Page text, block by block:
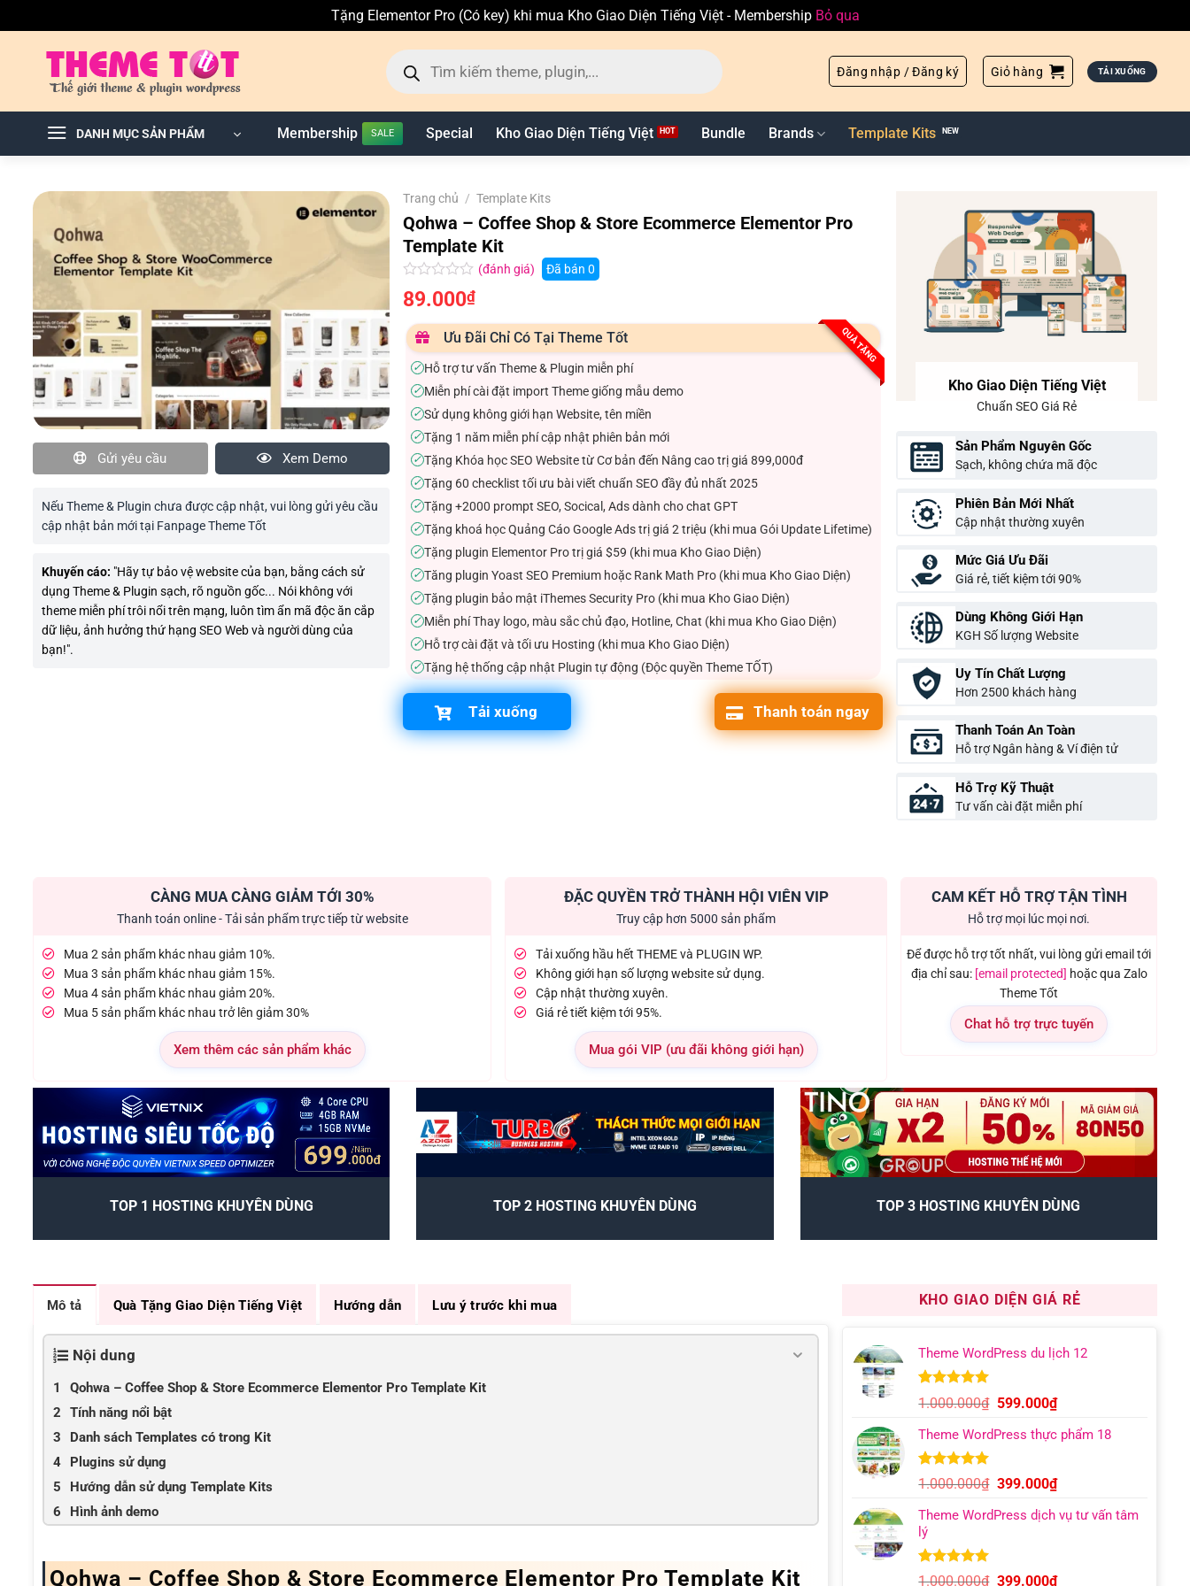
Tặng Elementor Pro (Có key) khi mua Kho Giao Diện Tiếng Việt - Membership Bỏ qua
Tìm
kiếm
sản
phẩm
Đăng nhập / Đăng ký Giỏ hàng TẢI XUỐNG
DANH MỤC SẢN PHẨM Membership Special Kho Giao Diện Tiếng Việt Bundle Brands Template Kits
Gửi yêu cầu Xem Demo
Nếu Theme & Plugin chưa được cập nhật, vui lòng gửi yêu cầu
cập nhật bản mới tại Fanpage Theme Tốt
Khuyến cáo: "Hãy tự bảo vệ website của bạn, bằng cách sử
dụng Theme & Plugin sạch, rõ nguồn gốc... Nói không với
theme miễn phí trôi nổi trên mạng, luôn tìm ẩn mã độc ăn cắp
dữ liệu, ảnh hưởng thứ hạng SEO Web và người dùng của
bạn!".
Trang chủ / Template Kits
Qohwa – Coffee Shop & Store Ecommerce Elementor Pro
Template Kit
Được
xếp
0.0
5
sao
(đánh giá) Đã bán0
89.000₫
QUÀ TẶNG
Ưu Đãi Chỉ Có Tại Theme Tốt
✓Hỗ trợ tư vấn Theme & Plugin miễn phí
✓Miễn phí cài đặt import Theme giống mẫu demo
✓Sử dụng không giới hạn Website, tên miền
✓Tặng 1 năm miễn phí cập nhật phiên bản mới
✓Tặng Khóa học SEO Website từ Cơ bản đến Nâng cao trị giá 899,000đ
✓Tặng 60 checklist tối ưu bài viết chuẩn SEO đầy đủ nhất 2025
✓Tặng +2000 prompt SEO, Socical, Ads dành cho chat GPT
✓Tặng khoá học Quảng Cáo Google Ads trị giá 2 triệu (khi mua Gói Update Lifetime)
✓Tặng plugin Elementor Pro trị giá $59 (khi mua Kho Giao Diện)
✓Tăng plugin Yoast SEO Premium hoặc Rank Math Pro (khi mua Kho Giao Diện)
✓Tặng plugin bảo mật iThemes Security Pro (khi mua Kho Giao Diện)
✓Miễn phí Thay logo, màu sắc chủ đạo, Hotline, Chat (khi mua Kho Giao Diện)
✓Hỗ trợ cài đặt và tối ưu Hosting (khi mua Kho Giao Diện)
✓Tặng hệ thống cập nhật Plugin tự động (Độc quyền Theme TỐT)
Tải xuống Thanh toán ngay
Kho Giao Diện Tiếng Việt
Chuẩn SEO Giá Rẻ
Sản Phẩm Nguyên Gốc
Sạch, không chứa mã độc
Phiên Bản Mới Nhất
Cập nhật thường xuyên
Mức Giá Ưu Đãi
Giá rẻ, tiết kiệm tới 90%
Dùng Không Giới Hạn
KGH Số lượng Website
Uy Tín Chất Lượng
Hơn 2500 khách hàng
Thanh Toán An Toàn
Hỗ trợ Ngân hàng & Ví điện tử
Hỗ Trợ Kỹ Thuật
Tư vấn cài đặt miễn phí
CÀNG MUA CÀNG GIẢM TỚI 30%
Thanh toán online - Tải sản phẩm trực tiếp từ website
Mua 2 sản phẩm khác nhau giảm 10%.
Mua 3 sản phẩm khác nhau giảm 15%.
Mua 4 sản phẩm khác nhau giảm 20%.
Mua 5 sản phẩm khác nhau trở lên giảm 30%
Xem thêm các sản phẩm khác
ĐẶC QUYỀN TRỞ THÀNH HỘI VIÊN VIP
Truy cập hơn 5000 sản phẩm
Tải xuống hầu hết THEME và PLUGIN WP.
Không giới hạn số lượng website sử dụng.
Cập nhật thường xuyên.
Giá rẻ tiết kiệm tới 95%.
Mua gói VIP (ưu đãi không giới hạn)
CAM KẾT HỖ TRỢ TẬN TÌNH
Hỗ trợ mọi lúc mọi nơi.
Để được hỗ trợ tốt nhất, vui lòng gửi email tới
địa chỉ sau: [email protected] hoặc qua Zalo
Theme Tốt
Chat hỗ trợ trực tuyến
TOP 1 HOSTING KHUYÊN DÙNG TOP 2 HOSTING KHUYÊN DÙNG TOP 3 HOSTING KHUYÊN DÙNG
Mô tả Quà Tặng Giao Diện Tiếng Việt Hướng dẫn Lưu ý trước khi mua
Nội dung
Qohwa – Coffee Shop & Store Ecommerce Elementor Pro Template Kit
Tính năng nổi bật
Danh sách Templates có trong Kit
Plugins sử dụng
Hướng dẫn sử dụng Template Kits
Hình ảnh demo
Qohwa – Coffee Shop & Store Ecommerce Elementor Pro Template Kit
KHO GIAO DIỆN GIÁ RẺ
Theme WordPress du lịch 12
5.00trên 5
dựa trên
9
đánh giá
1.000.000₫ Giá
là:
599.000₫Giá
tại
599.000₫.
Theme WordPress thực phẩm 18
5.00trên 5
dựa trên
6
đánh giá
1.000.000₫ Giá
là:
399.000₫Giá
tại
Theme WordPress dịch vụ tư vấn tâm
lý
5.00trên 5
12
1.000.000₫ Giá
399.000₫Giá